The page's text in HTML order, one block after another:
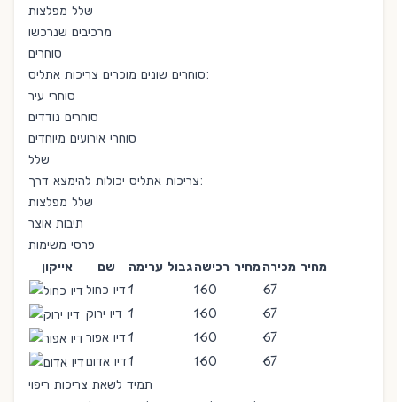
שלל מפלצות
מרכיבים שנרכשו
סוחרים
סוחרים שונים מוכרים צריכות אתליס:
סוחרי עיר
סוחרים נודדים
סוחרי אירועים מיוחדים
שלל
צריכות אתליס יכולות להימצא דרך:
שלל מפלצות
תיבות אוצר
פרסי משימות
אייקון
שם גבול ערימהמחיר רכישהמחיר מכירה
דיו כחול1 160
67
דיו ירוק 1 160
67
דיו אפור1 160
67
דיו אדום1 160
67
תמיד לשאת צריכות ריפוי